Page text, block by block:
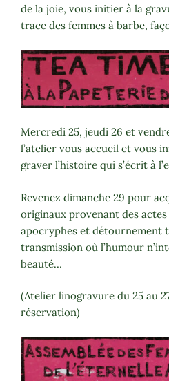
de la joie, vous initier à la
trace des femmes à barbe,
Mercredi 25, jeudi 26 et
l’atelier vous accueil et vous
graver l’histoire qui s’écrit à
Revenez dimanche 29 pour
originaux provenant des
apocryphes et détournement
transmission où l’humour
beauté…
(Atelier linogravure du 25 au
réservation)